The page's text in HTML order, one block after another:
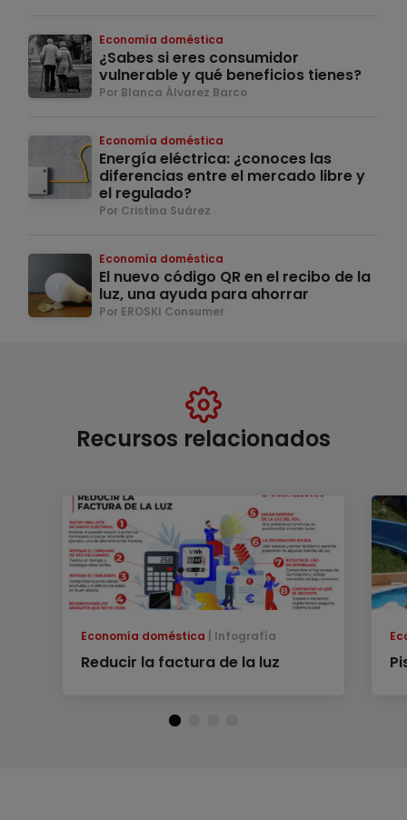
Economía doméstica
¿Sabes si eres consumidor
vulnerable y qué beneficios tienes?
Por Blanca Álvarez Barco
Economía doméstica
Energía eléctrica: ¿conoces las
diferencias entre el mercado libre y
el regulado?
Por Cristina Suárez
Economía doméstica
El nuevo código QR en el recibo de la
luz, una ayuda para ahorrar
Por EROSKI Consumer
Recursos relacionados
Economía doméstica Infografía
Reducir la factura de la luz